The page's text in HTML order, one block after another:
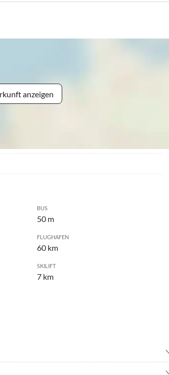
anzeigen
BUS
50 m
FLUGHAFEN
60 km
SKILIFT
7 km